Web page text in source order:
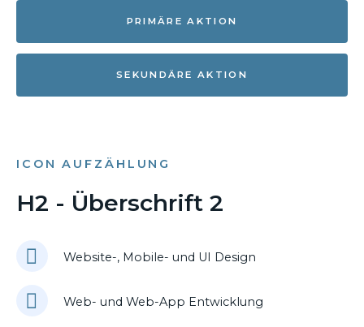
PRIMÄRE AKTION
SEKUNDÄRE AKTION
ICON AUFZÄHLUNG
H2 - Überschrift 2
Website-, Mobile- und UI Design
Web- und Web-App Entwicklung